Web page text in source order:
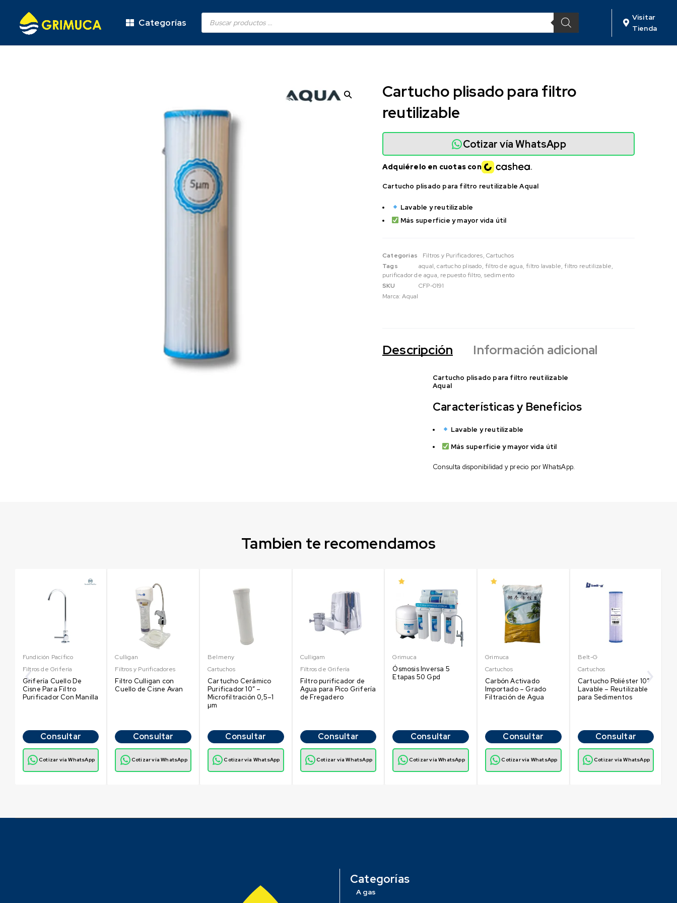
Categorías
Visitar
Tienda
Cartucho plisado para filtro
reutilizable
Cartucho plisado para filtro reutilizable Aqual
Lavable y reutilizable
Más superficie y mayor vida útil
Cotizar vía WhatsApp
Adquiérelo en cuotas con
Categorias Filtros y Purificadores,Cartuchos
Tags
aqual,cartucho plisado,filtro de agua,filtro lavable,filtro reutilizable,
purificador de agua, repuesto filtro, sedimento
SKU
CFP-0191
Marca:Aqual
Descripción Información adicional
Cartucho plisado para filtro reutilizable
Aqual
Características y Beneficios
Lavable y reutilizable
Más superficie y mayor vida útil
Consulta disponibilidad y precio por WhatsApp.
Tambien te recomendamos
Fundición Pacífico
Filtros de Grifería
Grifería Cuello De
Cisne Para Filtro
Purificador Con Manilla
Consultar
Cotizar vía WhatsApp
Culligan
Filtros y Purificadores
Filtro Culligan con
Cuello de Cisne Avan
Consultar
Cotizar vía WhatsApp
Belmeny
Cartuchos
Cartucho Cerámico
Purificador 10″ –
Microfiltración 0,5–1
µm
Consultar
Cotizar vía WhatsApp
Culligam
Filtros de Grifería
Filtro purificador de
Agua para Pico Grifería
de Fregadero
Consultar
Cotizar vía WhatsApp
Grimuca
Ósmosis Inversa 5
Etapas 50 Gpd
Consultar
Cotizar vía WhatsApp
Grimuca
Cartuchos
Carbón Activado
Importado – Grado
Filtración de Agua
Consultar
Cotizar vía WhatsApp
Belt-G
Cartuchos
Cartucho Poliéster 10″
Lavable – Reutilizable
para Sedimentos
Consultar
Cotizar vía WhatsApp
Categorías
A gas